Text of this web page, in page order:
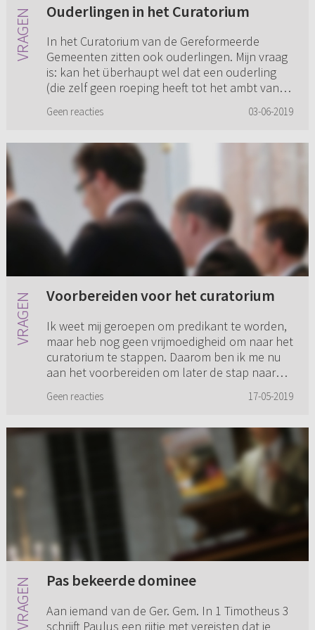
Ouderlingen in het Curatorium
In het Curatorium van de Gereformeerde
Gemeenten zitten ook ouderlingen. Mijn vraag
is: kan het überhaupt wel dat een ouderling
(die zelf geen roeping heeft tot het ambt van
Geen reacties 03-06-2019
Voorbereiden voor het curatorium
Ik weet mij geroepen om predikant te worden,
maar heb nog geen vrijmoedigheid om naar het
curatorium te stappen. Daarom ben ik me nu
aan het voorbereiden om later de stap naar
Geen reacties 17-05-2019
Pas bekeerde dominee
Aan iemand van de Ger. Gem. In 1 Timotheus 3
schrijft Paulus een rijtje met vereisten dat je